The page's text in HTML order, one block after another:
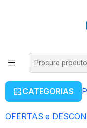
CATEGORIAS
OFERTAS e